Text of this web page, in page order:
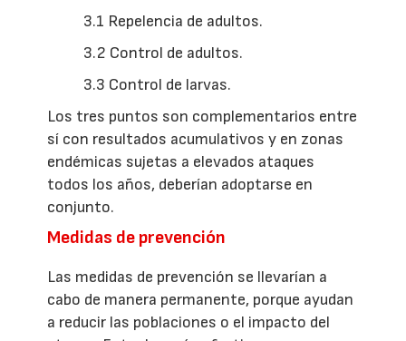
3.1 Repelencia de adultos.
3.2 Control de adultos.
3.3 Control de larvas.
Los tres puntos son complementarios entre
sí con resultados acumulativos y en zonas
endémicas sujetas a elevados ataques
todos los años, deberían adoptarse en
conjunto.
Medidas de prevención
Las medidas de prevención se llevarían a
cabo de manera permanente, porque ayudan
a reducir las poblaciones o el impacto del